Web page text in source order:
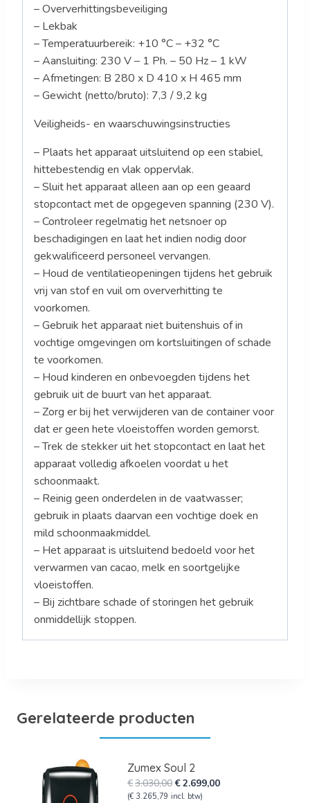
– Oververhittingsbeveiliging
– Lekbak
– Temperatuurbereik: +10 °C – +32 °C
– Aansluiting: 230 V – 1 Ph. – 50 Hz – 1 kW
– Afmetingen: B 280 x D 410 x H 465 mm
– Gewicht (netto/bruto): 7,3 / 9,2 kg
Veiligheids- en waarschuwingsinstructies
– Plaats het apparaat uitsluitend op een stabiel,
hittebestendig en vlak oppervlak.
– Sluit het apparaat alleen aan op een geaard
stopcontact met de opgegeven spanning (230 V).
– Controleer regelmatig het netsnoer op
beschadigingen en laat het indien nodig door
gekwalificeerd personeel vervangen.
– Houd de ventilatieopeningen tijdens het gebruik
vrij van stof en vuil om oververhitting te
voorkomen.
– Gebruik het apparaat niet buitenshuis of in
vochtige omgevingen om kortsluitingen of schade
te voorkomen.
– Houd kinderen en onbevoegden tijdens het
gebruik uit de buurt van het apparaat.
– Zorg er bij het verwijderen van de container voor
dat er geen hete vloeistoffen worden gemorst.
– Trek de stekker uit het stopcontact en laat het
apparaat volledig afkoelen voordat u het
schoonmaakt.
– Reinig geen onderdelen in de vaatwasser;
gebruik in plaats daarvan een vochtige doek en
mild schoonmaakmiddel.
– Het apparaat is uitsluitend bedoeld voor het
verwarmen van cacao, melk en soortgelijke
vloeistoffen.
– Bij zichtbare schade of storingen het gebruik
onmiddellijk stoppen.
Gerelateerde producten
Zumex Soul 2
€3.030,00Oorspronkelijke
prijs
€2.699,00Huidige
(€ 3.265,79 incl. btw)